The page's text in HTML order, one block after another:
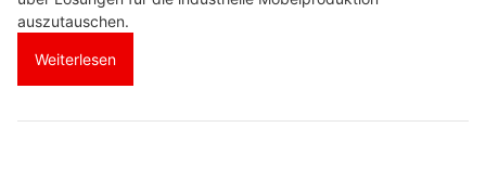
auszutauschen.
Weiterlesen